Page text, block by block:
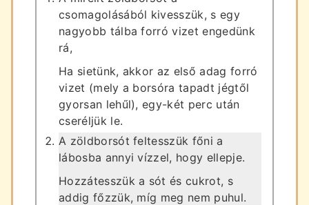
csomagolásából kivesszük, s egy
nagyobb tálba forró vizet engedünk
rá,
Ha sietünk, akkor az első adag forró
vizet (mely a borsóra tapadt jégtől
gyorsan lehűl), egy-két perc után
cseréljük le.
A zöldborsót feltesszük főni a
lábosba annyi vízzel, hogy ellepje.
Hozzátesszük a sót és cukrot, s
addig főzzük, míg meg nem puhul.